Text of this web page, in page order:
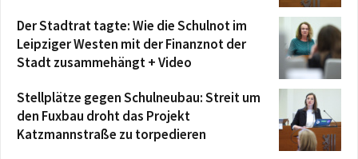
Der Stadtrat tagte: Wie die Schulnot im
Leipziger Westen mit der Finanznot der
Stadt zusammehängt + Video
Stellplätze gegen Schulneubau: Streit um
den Fuxbau droht das Projekt
Katzmannstraße zu torpedieren